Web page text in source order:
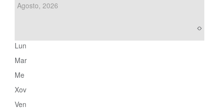
Agosto, 2026
Lun
Mar
Me
Xov
Ven